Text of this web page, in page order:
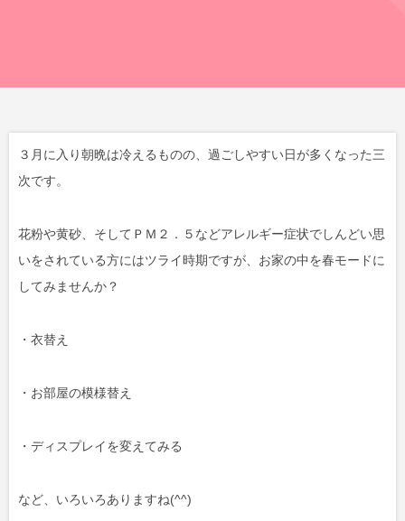
３月に入り朝晩は冷えるものの、過ごしやすい日が多くなった三
次です。
花粉や黄砂、そしてＰＭ２．５などアレルギー症状でしんどい思
いをされている方にはツライ時期ですが、お家の中を春モードに
してみませんか？
・衣替え
・お部屋の模様替え
・ディスプレイを変えてみる
など、いろいろありますね(^^)